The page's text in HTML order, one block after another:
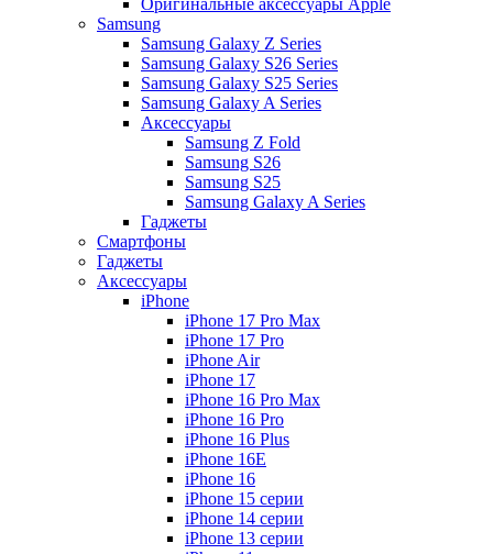
Оригинальные аксессуары Apple
Samsung
Samsung Galaxy Z Series
Samsung Galaxy S26 Series
Samsung Galaxy S25 Series
Samsung Galaxy A Series
Аксессуары
Samsung Z Fold
Samsung S26
Samsung S25
Samsung Galaxy A Series
Гаджеты
Смартфоны
Гаджеты
Аксессуары
iPhone
iPhone 17 Pro Max
iPhone 17 Pro
iPhone Air
iPhone 17
iPhone 16 Pro Max
iPhone 16 Pro
iPhone 16 Plus
iPhone 16E
iPhone 16
iPhone 15 серии
iPhone 14 серии
iPhone 13 серии